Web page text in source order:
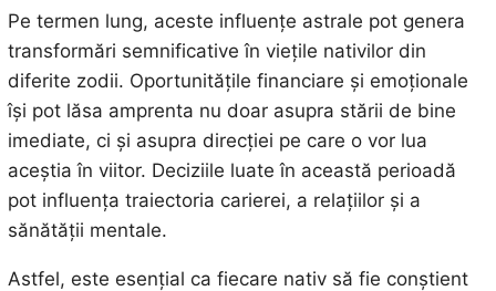
Pe termen lung, aceste influențe astrale pot genera
transformări semnificative în viețile nativilor din
diferite zodii. Oportunitățile financiare și emoționale
își pot lăsa amprenta nu doar asupra stării de bine
imediate, ci și asupra direcției pe care o vor lua
aceștia în viitor. Deciziile luate în această perioadă
pot influența traiectoria carierei, a relațiilor și a
sănătății mentale.
Astfel, este esențial ca fiecare nativ să fie conștient